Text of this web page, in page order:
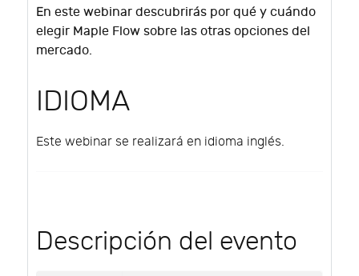
En este webinar descubrirás por qué y cuándo
elegir Maple Flow sobre las otras opciones del
mercado.
IDIOMA
Este webinar se realizará en idioma inglés.
Descripción del evento